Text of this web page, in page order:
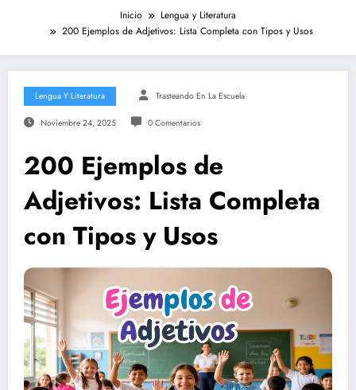
Inicio
Lengua y Literatura
200 Ejemplos de Adjetivos: Lista Completa con Tipos y Usos
Lengua Y Literatura Trasteando En La Escuela
Noviembre 24, 2025 0 Comentarios
200 Ejemplos de
Adjetivos: Lista Completa
con Tipos y Usos